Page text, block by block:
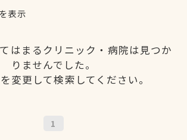
表示
はまるクリニック・病院は見つか
りませんでした。
変更して検索してください。
1